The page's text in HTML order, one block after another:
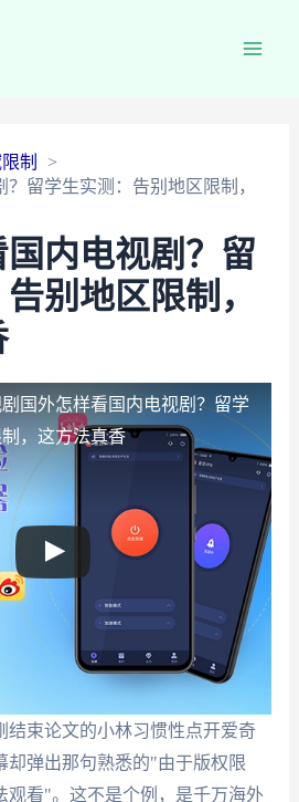
制
留学生实测：告别地区限制，
国内电视剧？留
别地区限制，
国外怎样看国内电视剧？留学
，这方法真香
结束论文的小林习惯性点开爱奇
却弹出那句熟悉的"由于版权限
观看"。这不是个例，是千万海外